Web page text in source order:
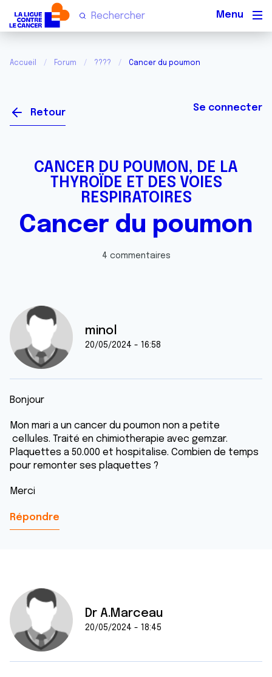
Accueil Forum ???? Cancer du poumon
Retour Se connecter
CANCER DU POUMON, DE LA
THYROÏDE ET DES VOIES
RESPIRATOIRES
Cancer du poumon
4 commentaires
minol
20/05/2024 - 16:58
Bonjour
Mon mari a un cancer du poumon non a petite
cellules. Traité en chimiotherapie avec gemzar.
Plaquettes a 50.000 et hospitalise. Combien de temps
pour remonter ses plaquettes ?
Merci
Répondre
Dr A.Marceau
20/05/2024 - 18:45